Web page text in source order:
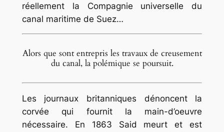
réellement la Compagnie universelle du
canal maritime de Suez…
Alors que sont entrepris les travaux de creusement
du canal, la polémique se poursuit.
Les journaux britanniques dénoncent la
corvée qui fournit la main-d’oeuvre
nécessaire. En 1863 Said meurt et est